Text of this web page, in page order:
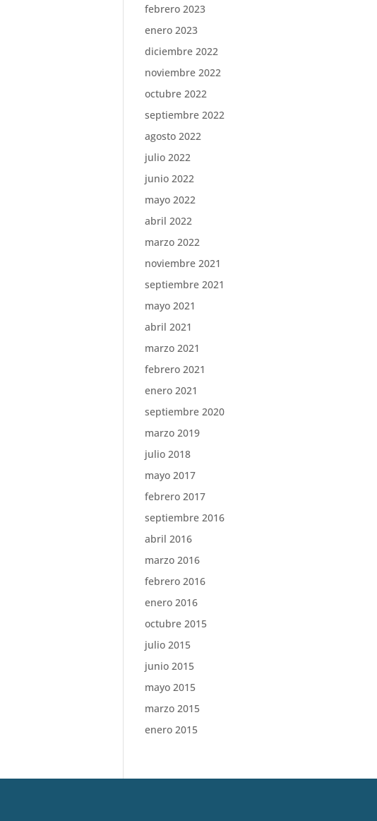
febrero 2023
enero 2023
diciembre 2022
noviembre 2022
octubre 2022
septiembre 2022
agosto 2022
julio 2022
junio 2022
mayo 2022
abril 2022
marzo 2022
noviembre 2021
septiembre 2021
mayo 2021
abril 2021
marzo 2021
febrero 2021
enero 2021
septiembre 2020
marzo 2019
julio 2018
mayo 2017
febrero 2017
septiembre 2016
abril 2016
marzo 2016
febrero 2016
enero 2016
octubre 2015
julio 2015
junio 2015
mayo 2015
marzo 2015
enero 2015